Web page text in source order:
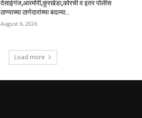
देसाईगंज,आरमोरी,कुरखेडा,कोरची व इतर पोलीस
ठाण्याच्या ठाणेदारांच्या बदल्या..
August 6, 2026
Load more